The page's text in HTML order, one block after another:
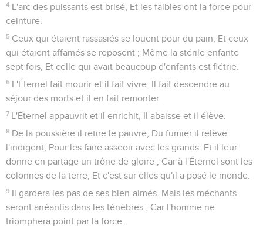
4 L'arc des puissants est brisé, Et les faibles ont la force pour
ceinture.
5 Ceux qui étaient rassasiés se louent pour du pain, Et ceux
qui étaient affamés se reposent ; Même la stérile enfante
sept fois, Et celle qui avait beaucoup d'enfants est flétrie.
6 L'Éternel fait mourir et il fait vivre. Il fait descendre au
séjour des morts et il en fait remonter.
7 L'Éternel appauvrit et il enrichit, Il abaisse et il élève.
8 De la poussière il retire le pauvre, Du fumier il relève
l'indigent, Pour les faire asseoir avec les grands. Et il leur
donne en partage un trône de gloire ; Car à l'Éternel sont les
colonnes de la terre, Et c'est sur elles qu'il a posé le monde.
9 Il gardera les pas de ses bien-aimés. Mais les méchants
seront anéantis dans les ténèbres ; Car l'homme ne
triomphera point par la force.